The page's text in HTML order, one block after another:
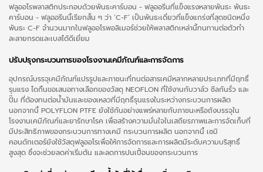
ฟลูออโรพลาสติกประกอบด้วยพันธะคาร์บอน - ฟลูออรีนที่แข็งแรงหลายพันธะ พันธะ
คาร์บอน - ฟลูออรีนนี้เรียกสั้น ๆ ว่า ‘C-F’ เป็นพันธะเดี่ยวที่แข็งแกร่งที่สุดชนิดหนึ่ง
พันธะ C-F จำนวนมากในฟลูออโรพอลิเมอร์ช่วยให้พลาสติกเหล่านี้ทนทานต่อตัวทำ
ละลายกรดและเบสได้ดีเยี่ยม
ปรับปรุงกระบวนการของโรงงานเคมีภัณฑ์และการจัดการ
อุปกรณ์บรรจุเคมีภัณฑ์แปรรูปและภาชนะที่ทนต่อสารเคมีหลากหลายประเภทที่มีฤทธิ์
รุนแรง ไดกิ้นขอเสนอทางเลือกของวัสดุ NEOFLON ที่ใช้งานกับวาล์ว ซีลกันรั่ว และ
ปั๊ม ที่ต้องทนต่อน้ำมันและของเหลวที่มีฤทธิ์รุนแรงในระหว่างกระบวนการผลิต
นอกจากนี้ POLYFLON PTFE ยังใช้กันอย่างแพร่หลายกับภาชนะหรือถังบรรจุใน
โรงงานเคมีภัณฑ์และยารักษาโรค เพื่อสร้างความมั่นใจในเสถียรภาพและการจัดเก็บที่
มีประสิทธิภาพของกระบวนการทางเคมี กระบวนการผลิต นอกจากนี้ เซมิ
คอนดักเตอร์ยังใช้วัสดุฟลูออโรเพื่อให้การจัดการและการผลิตมีระดับความบริสุทธิ์
สูงสุด ซึ่งจะช่วยลดค่าเริ่มต้น และลดการปนเปื้อนของกระบวนการ